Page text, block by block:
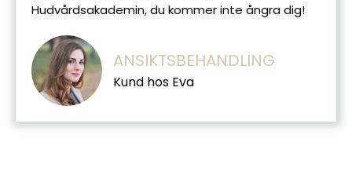
Hudvårdsakademin, du kommer inte ångra dig!
ANSIKTSBEHANDLING
Kund hos Eva